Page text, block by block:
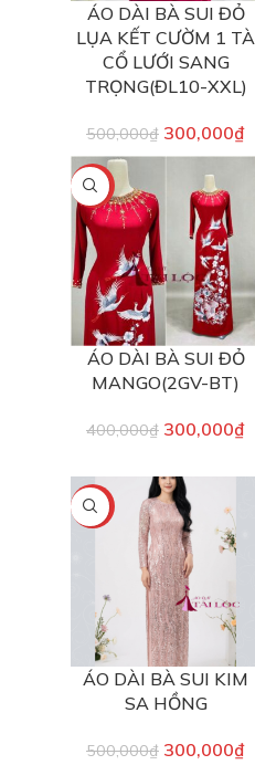
ÁO DÀI BÀ SUI ĐỎ
LỤA KẾT CƯỜM 1 TÀ
CỔ LƯỚI SANG
TRỌNG(ĐL10-XXL)
500,000₫ 300,000₫
-25%
ÁO DÀI BÀ SUI ĐỎ
MANGO(2GV-BT)
400,000₫ 300,000₫
-40%
ÁO DÀI BÀ SUI KIM
SA HỒNG
500,000₫ 300,000₫